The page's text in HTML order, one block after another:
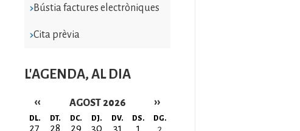
Bústia factures electròniques
Cita prèvia
L'AGENDA, AL DIA
AGOST 2026
Paginació
‹‹ ››
DL. DT. DC. DJ. DV. DS. DG.
27 28 29 30 31 1